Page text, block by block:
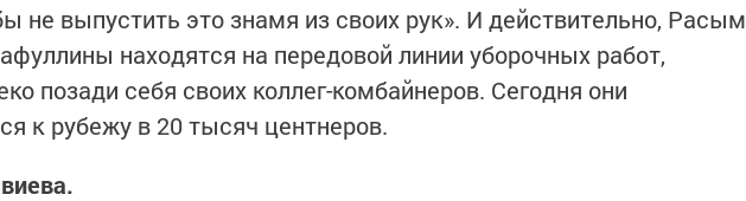
не выпустить это знамя из своих рук». И действительно, Расым
находятся на передовой линии уборочных работ,
позади себя своих коллег-комбайнеров. Сегодня они
к рубежу в 20 тысяч центнеров.